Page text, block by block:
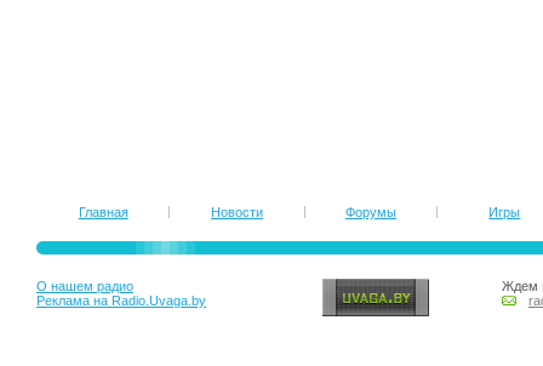
Главная Новости Форумы Игры
О нашем радио
Реклама на Radio.Uvaga.by
Ждем